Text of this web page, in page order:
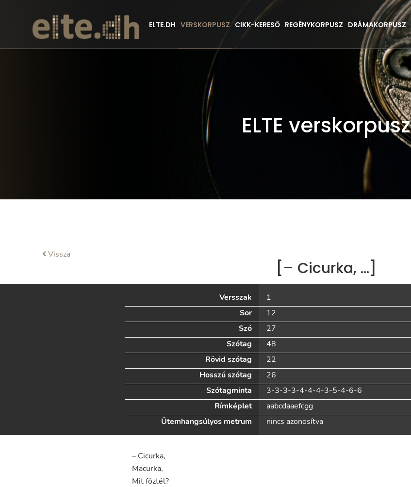
ELTE.DH VERSKORPUSZ CIKK-KERESŐ REGÉNYKORPUSZ DRÁMAKORPUSZ
ELTE verskorpusz
Vissza
[– Cicurka, …]
Versszak
1
Sor
12
Szó
27
Szótag
48
Rövid szótag
22
Hosszú szótag
26
Szótagminta
3-3-3-3-4-4-4-3-5-4-6-6
Rímképlet
aabcdaaefcgg
Ütemhangsúlyos metrum
nincs azonosítva
– Cicurka,
Macurka,
Mitfőztél?